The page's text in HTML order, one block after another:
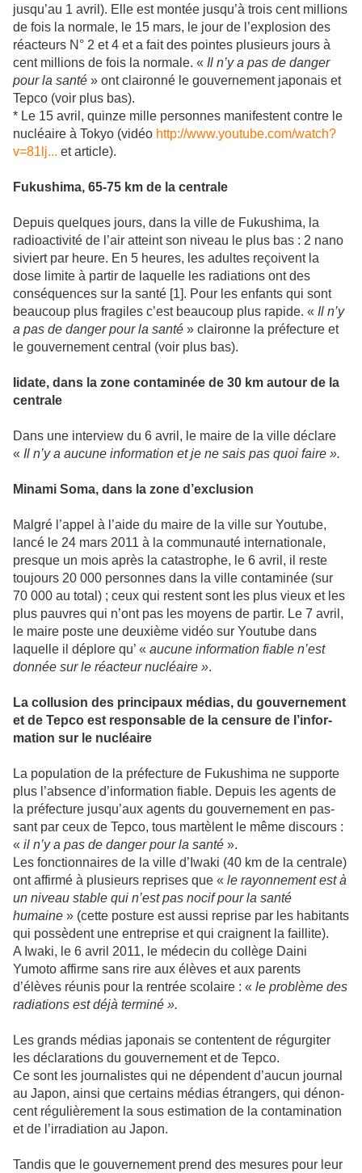
jusqu’au 1 avril). Elle est montée jusqu’à trois cent mil­lions
de fois la nor­male, le 15 mars, le jour de l’explo­sion des
réac­teurs N° 2 et 4 et a fait des poin­tes plu­sieurs jours à
cent mil­lions de fois la nor­male. « Il n’y a pas de danger
pour la santé » ont clai­ronné le gou­ver­ne­ment japo­nais et
Tepco (voir plus bas).
* Le 15 avril, quinze mille per­son­nes mani­fes­tent contre le
nucléaire à Tokyo (vidéo http://www.youtube.com/watch?
v=81lj... et arti­cle).
Fukushima, 65-75 km de la cen­trale
Depuis quel­ques jours, dans la ville de Fukushima, la
radio­ac­ti­vité de l’air atteint son niveau le plus bas : 2 nano
siviert par heure. En 5 heures, les adul­tes reçoi­vent la
dose limite à partir de laquelle les radia­tions ont des
consé­quen­ces sur la santé [1]. Pour les enfants qui sont
beau­coup plus fra­gi­les c’est beau­coup plus rapide. « Il n’y
a pas de danger pour la santé » clai­ronne la pré­fec­ture et
le gou­ver­ne­ment cen­tral (voir plus bas).
Iidate, dans la zone conta­mi­née de 30 km autour de la
cen­trale
Dans une inter­view du 6 avril, le maire de la ville déclare
« Il n’y a aucune infor­ma­tion et je ne sais pas quoi faire ».
Minami Soma, dans la zone d’exclu­sion
Malgré l’appel à l’aide du maire de la ville sur Youtube,
lancé le 24 mars 2011 à la com­mu­nauté inter­na­tio­nale,
pres­que un mois après la catas­tro­phe, le 6 avril, il reste
tou­jours 20 000 per­son­nes dans la ville conta­mi­née (sur
70 000 au total) ; ceux qui res­tent sont les plus vieux et les
plus pau­vres qui n’ont pas les moyens de partir. Le 7 avril,
le maire poste une deuxième vidéo sur Youtube dans
laquelle il déplore qu’ « aucune infor­ma­tion fiable n’est
donnée sur le réac­teur nucléaire ».
La col­lu­sion des prin­ci­paux médias, du gou­ver­ne­ment
et de Tepco est respon­sa­ble de la cen­sure de l’infor­
ma­tion sur le nucléaire
La popu­la­tion de la pré­fec­ture de Fukushima ne sup­porte
plus l’absence d’infor­ma­tion fiable. Depuis les agents de
la pré­fec­ture jusqu’aux agents du gou­ver­ne­ment en pas­
sant par ceux de Tepco, tous mar­tè­lent le même dis­cours :
« il n’y a pas de danger pour la santé ».
Les fonc­tion­nai­res de la ville d’Iwaki (40 km de la cen­trale)
ont affirmé à plu­sieurs repri­ses que « le rayon­ne­ment est à
un niveau stable qui n’est pas nocif pour la santé
humaine » (cette pos­ture est aussi reprise par les habi­tants
qui pos­sè­dent une entre­prise et qui crai­gnent la faillite).
A Iwaki, le 6 avril 2011, le méde­cin du col­lège Daini
Yumoto affirme sans rire aux élèves et aux parents
d’élèves réunis pour la ren­trée sco­laire : « le pro­blème des
radia­tions est déjà ter­miné ».
Les grands médias japo­nais se conten­tent de régur­gi­ter
les décla­ra­tions du gou­ver­ne­ment et de Tepco.
Ce sont les jour­na­lis­tes qui ne dépen­dent d’aucun jour­nal
au Japon, ainsi que cer­tains médias étrangers, qui dénon­
cent régu­liè­re­ment la sous esti­ma­tion de la conta­mi­na­tion
et de l’irra­dia­tion au Japon.
Tandis que le gou­ver­ne­ment prend des mesu­res pour leur